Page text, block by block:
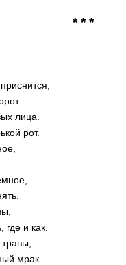
* * *
лица.
рот.
и как.
мрак.